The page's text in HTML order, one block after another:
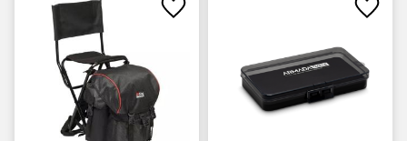
Lägg till i favoriter Lägg